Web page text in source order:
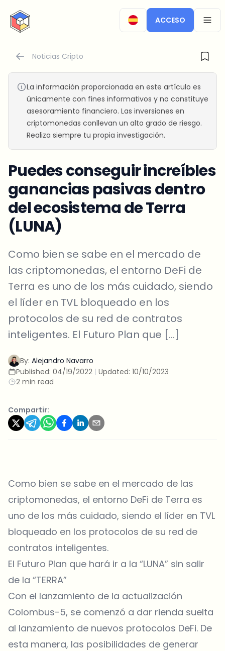
CryptoTicker
ACCESO
Noticias Cripto
La información proporcionada en este artículo es
únicamente con fines informativos y no constituye
asesoramiento financiero. Las inversiones en
criptomonedas conllevan un alto grado de riesgo.
Realiza siempre tu propia investigación.
Puedes conseguir increíbles
ganancias pasivas dentro
del ecosistema de Terra
(LUNA)
Como bien se sabe en el mercado de
las criptomonedas, el entorno DeFi de
Terra es uno de los más cuidado, siendo
el líder en TVL bloqueado en los
protocolos de su red de contratos
inteligentes. El Futuro Plan que […]
By: Alejandro Navarro
Published: 04/19/2022 | Updated: 10/10/2023
2 min read
Compartir:
Como bien se sabe en el mercado de las
criptomonedas, el entorno DeFi de Terra es
uno de los más cuidado, siendo el líder en TVL
bloqueado en los protocolos de su red de
contratos inteligentes.
El Futuro Plan que hará ir a la “LUNA” sin salir
de la “TERRA”
Con el lanzamiento de la actualización
Colombus-5, se comenzó a dar rienda suelta
al lanzamiento de nuevos protocolos DeFi. De
esta manera, las posibilidades de generar